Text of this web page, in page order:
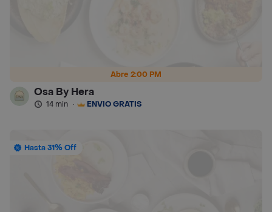
Abre 2:00 PM
Osa By Hera
14 min · ENVÍO GRATIS
Hasta 31% Off